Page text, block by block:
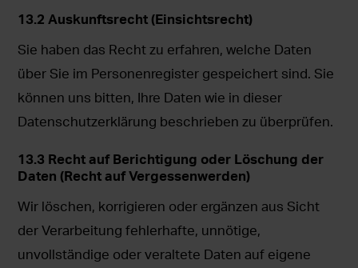
13.2 Auskunftsrecht (Einsichtsrecht)
Sie haben das Recht zu erfahren, welche Daten
über Sie im Personenregister gespeichert sind. Sie
können uns bitten, Ihre Daten wie in dieser
Datenschutzerklärung beschrieben zu überprüfen.
13.3 Recht auf Berichtigung oder Löschung der
Daten (Recht auf Vergessenwerden)
Wir löschen, korrigieren oder ergänzen aus Sicht
der Verarbeitung fehlerhafte, unnötige,
unvollständige oder veraltete Daten auf eigene